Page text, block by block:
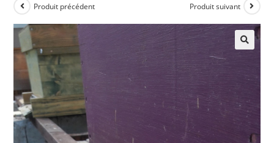
Produit précédent Produit suivant